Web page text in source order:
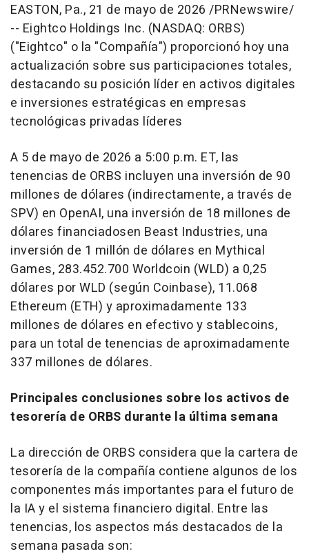
EASTON, Pa., 21 de mayo de 2026 /PRNewswire/
-- Eightco Holdings Inc. (NASDAQ: ORBS)
("Eightco" o la "Compañía") proporcionó hoy una
actualización sobre sus participaciones totales,
destacando su posición líder en activos digitales
e inversiones estratégicas en empresas
tecnológicas privadas líderes
A 5 de mayo de 2026 a 5:00 p.m. ET, las
tenencias de ORBS incluyen una inversión de 90
millones de dólares (indirectamente, a través de
SPV) en OpenAI, una inversión de 18 millones de
dólares financiadosen Beast Industries, una
inversión de 1 millón de dólares en Mythical
Games, 283.452.700 Worldcoin (WLD) a 0,25
dólares por WLD (según Coinbase), 11.068
Ethereum (ETH) y aproximadamente 133
millones de dólares en efectivo y stablecoins,
para un total de tenencias de aproximadamente
337 millones de dólares.
Principales conclusiones sobre los activos de
tesorería de ORBS durante la última semana
La dirección de ORBS considera que la cartera de
tesorería de la compañía contiene algunos de los
componentes más importantes para el futuro de
la IA y el sistema financiero digital. Entre las
tenencias, los aspectos más destacados de la
semana pasada son: